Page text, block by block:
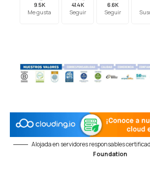
9.5K
Me gusta
41.4K
Seguir
6.6K
Seguir
Alojada en servidores responsables
Foundation